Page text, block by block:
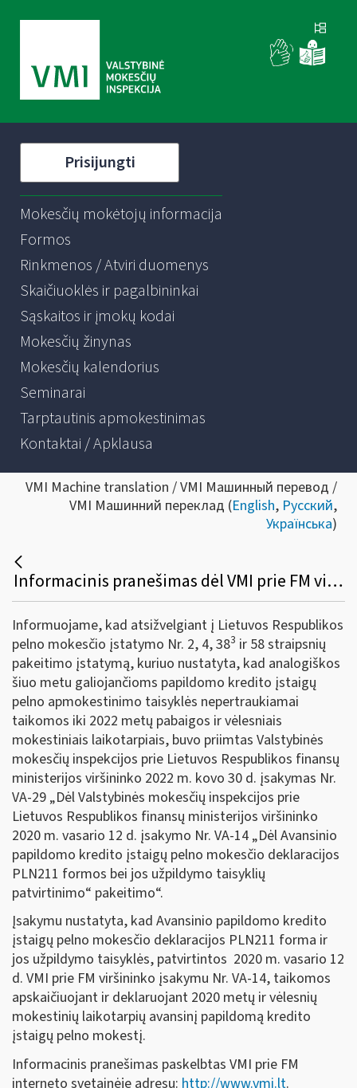
Prisijungti
Mokesčių mokėtojų informacija
Formos
Rinkmenos / Atviri duomenys
Skaičiuoklės ir pagalbininkai
Sąskaitos ir įmokų kodai
Mokesčių žinynas
Mokesčių kalendorius
Seminarai
Tarptautinis apmokestinimas
Kontaktai / Apklausa
VMI Machine translation / VMI Машинный перевод /
VMI Машинний переклад (English, Русский,
Українська)
Informacinis pranešimas dėl VMI prie FM viršininko 2020 m. vasario 12 d. įsakymo Nr. VA-14 pakeitimo
Informuojame, kad atsižvelgiant į Lietuvos Respublikos
pelno mokesčio įstatymo Nr. 2, 4, 383 ir 58 straipsnių
pakeitimo įstatymą, kuriuo nustatyta, kad analogiškos
šiuo metu galiojančioms papildomo kredito įstaigų
pelno apmokestinimo taisyklės nepertraukiamai
taikomos iki 2022 metų pabaigos ir vėlesniais
mokestiniais laikotarpiais, buvo priimtas Valstybinės
mokesčių inspekcijos prie Lietuvos Respublikos finansų
ministerijos viršininko 2022 m. kovo 30 d. įsakymas Nr.
VA-29 „Dėl Valstybinės mokesčių inspekcijos prie
Lietuvos Respublikos finansų ministerijos viršininko
2020 m. vasario 12 d. įsakymo Nr. VA-14 „Dėl Avansinio
papildomo kredito įstaigų pelno mokesčio deklaracijos
PLN211 formos bei jos užpildymo taisyklių
patvirtinimo“ pakeitimo“.
Įsakymu nustatyta, kad Avansinio papildomo kredito
įstaigų pelno mokesčio deklaracijos PLN211 forma ir
jos užpildymo taisyklės, patvirtintos 2020 m. vasario 12
d. VMI prie FM viršininko įsakymu Nr. VA-14, taikomos
apskaičiuojant ir deklaruojant 2020 metų ir vėlesnių
mokestinių laikotarpių avansinį papildomą kredito
įstaigų pelno mokestį.
Informacinis pranešimas paskelbtas VMI prie FM
interneto svetainėje adresu: http://www.vmi.lt.